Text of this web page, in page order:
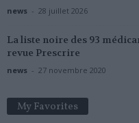
news - 28 juillet 2026
La liste noire des 93
revue Prescrire
news - 27 novembre 2020
My Favorites